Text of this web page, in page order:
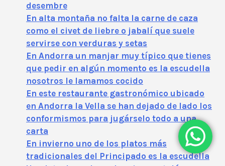
desembre
En alta montaña no falta la carne de caza
como el civet de liebre o jabalí que suele
servirse con verduras y setas
En Andorra un manjar muy típico que tienes
que pedir en algún momento es la escudella
nosotros le lamamos cocido
En este restaurante gastronómico ubicado
en Andorra la Vella se han dejado de lado los
conformismos para jugárselo todo a una
carta
En invierno uno de los platos más
tradicionales del Principado es la escudella